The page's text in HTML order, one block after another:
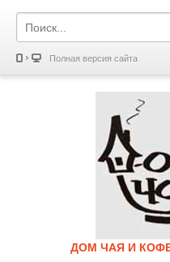
Полная версия сайта
ДОМ ЧАЯ И